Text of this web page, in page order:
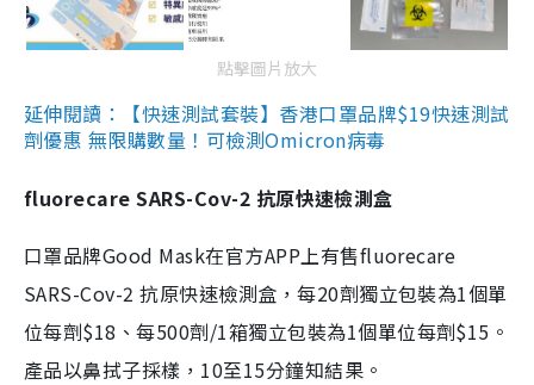
點擊圖片放大
延伸閱讀：【快速測試套裝】香港口罩品牌$19快速測試
劑優惠 無限購數量！可檢測Omicron病毒
fluorecare SARS-Cov-2 抗原快速檢測盒
口罩品牌Good Mask在官方APP上有售fluorecare
SARS-Cov-2 抗原快速檢測盒，每20劑獨立包裝為1個單
位每劑$18、每500劑/1箱獨立包裝為1個單位每劑$15。
產品以鼻拭子採樣，10至15分鐘知結果。